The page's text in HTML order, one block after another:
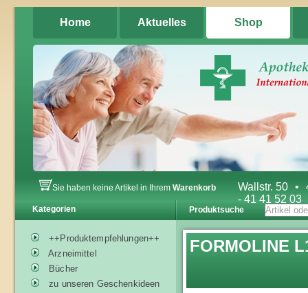
Home Aktuelles Shop
Wallstr. 50 •
- 41 41 52 03
Sie haben keine Artikel in Ihrem Warenkorb
Kategorien
++Produktempfehlungen++
Arzneimittel
Bücher
zu unseren Geschenkideen
Produktsuche
FORMOLINE